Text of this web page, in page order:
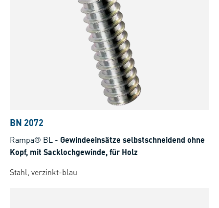
BN 2072
Rampa® BL - Gewindeeinsätze selbstschneidend ohne
Kopf, mit Sacklochgewinde, für Holz
Stahl, verzinkt-blau